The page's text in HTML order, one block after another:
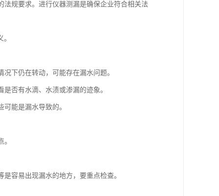
规要求。进行仪器测漏是确保企业符合相关法
下仍在转动，可能存在漏水问题。
否有水滴、水渍或渗漏的迹象。
能是漏水导致的。
容易出现漏水的地方，要重点检查。